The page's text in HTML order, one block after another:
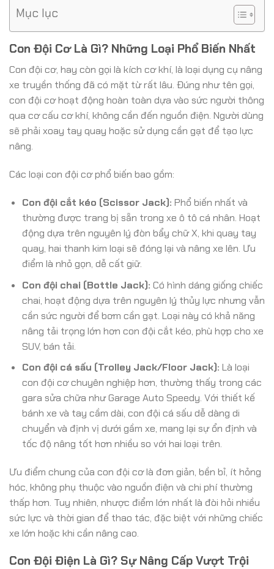
Mục lục
Con Đội Cơ Là Gì? Những Loại Phổ Biến Nhất
Con đội cơ, hay còn gọi là kích cơ khí, là loại dụng cụ nâng
xe truyền thống đã có mặt từ rất lâu. Đúng như tên gọi,
con đội cơ hoạt động hoàn toàn dựa vào sức người thông
qua cơ cấu cơ khí, không cần đến nguồn điện. Người dùng
sẽ phải xoay tay quay hoặc sử dụng cần gạt để tạo lực
nâng.
Các loại con đội cơ phổ biến bao gồm:
Con đội cắt kéo (Scissor Jack): Phổ biến nhất và
thường được trang bị sẵn trong xe ô tô cá nhân. Hoạt
động dựa trên nguyên lý đòn bẩy chữ X, khi quay tay
quay, hai thanh kim loại sẽ đóng lại và nâng xe lên. Ưu
điểm là nhỏ gọn, dễ cất giữ.
Con đội chai (Bottle Jack): Có hình dáng giống chiếc
chai, hoạt động dựa trên nguyên lý thủy lực nhưng vẫn
cần sức người để bơm cần gạt. Loại này có khả năng
nâng tải trọng lớn hơn con đội cắt kéo, phù hợp cho xe
SUV, bán tải.
Con đội cá sấu (Trolley Jack/Floor Jack): Là loại
con đội cơ chuyên nghiệp hơn, thường thấy trong các
gara sửa chữa như Garage Auto Speedy. Với thiết kế
bánh xe và tay cầm dài, con đội cá sấu dễ dàng di
chuyển và định vị dưới gầm xe, mang lại sự ổn định và
tốc độ nâng tốt hơn nhiều so với hai loại trên.
Ưu điểm chung của con đội cơ là đơn giản, bền bỉ, ít hỏng
hóc, không phụ thuộc vào nguồn điện và chi phí thường
thấp hơn. Tuy nhiên, nhược điểm lớn nhất là đòi hỏi nhiều
sức lực và thời gian để thao tác, đặc biệt với những chiếc
xe lớn hoặc khi cần nâng cao.
Con Đội Điện Là Gì? Sự Nâng Cấp Vượt Trội